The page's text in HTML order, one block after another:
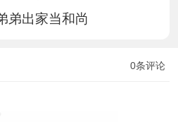
弟出家当和尚
0条评论